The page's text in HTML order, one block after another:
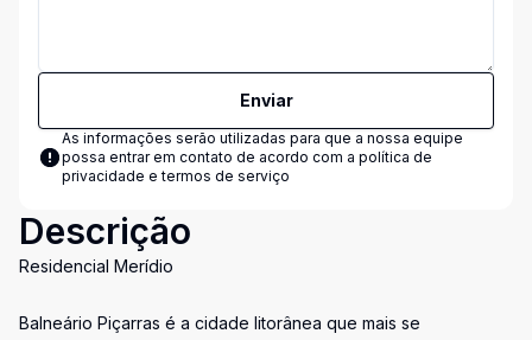
Enviar
As informações serão utilizadas para que a nossa equipe
possa entrar em contato de acordo com a política de
privacidade e termos de serviço
Descrição
Residencial Merídio
Balneário Piçarras é a cidade litorânea que mais se